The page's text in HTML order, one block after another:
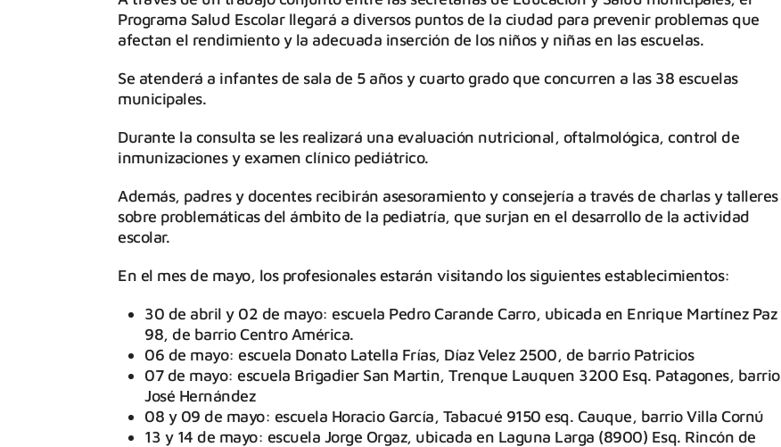
Programa Salud Escolar llegará a diversos puntos de la ciudad para prevenir problemas que
afectan el rendimiento y la adecuada inserción de los niños y niñas en las escuelas.
Se atenderá a infantes de sala de 5 años y cuarto grado que concurren a las 38 escuelas
municipales.
Durante la consulta se les realizará una evaluación nutricional, oftalmológica, control de
inmunizaciones y examen clínico pediátrico.
Además, padres y docentes recibirán asesoramiento y consejería a través de charlas y talleres
sobre problemáticas del ámbito de la pediatría, que surjan en el desarrollo de la actividad
escolar.
En el mes de mayo, los profesionales estarán visitando los siguientes establecimientos:
30 de abril y 02 de mayo: escuela Pedro Carande Carro, ubicada en Enrique Martínez Paz
98, de barrio Centro América.
06 de mayo: escuela Donato Latella Frías, Díaz Velez 2500, de barrio Patricios
07 de mayo: escuela Brigadier San Martin, Trenque Lauquen 3200 Esq. Patagones, barrio
José Hernández
08 y 09 de mayo: escuela Horacio García, Tabacué 9150 esq. Cauque, barrio Villa Cornú
13 y 14 de mayo: escuela Jorge Orgaz, ubicada en Laguna Larga (8900) Esq. Rincón de